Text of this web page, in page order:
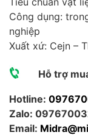
Công dụng:
nghiệp
Xuất xứ: Cejn –
Hỗ trợ
Hotline:
Zalo:
Email: